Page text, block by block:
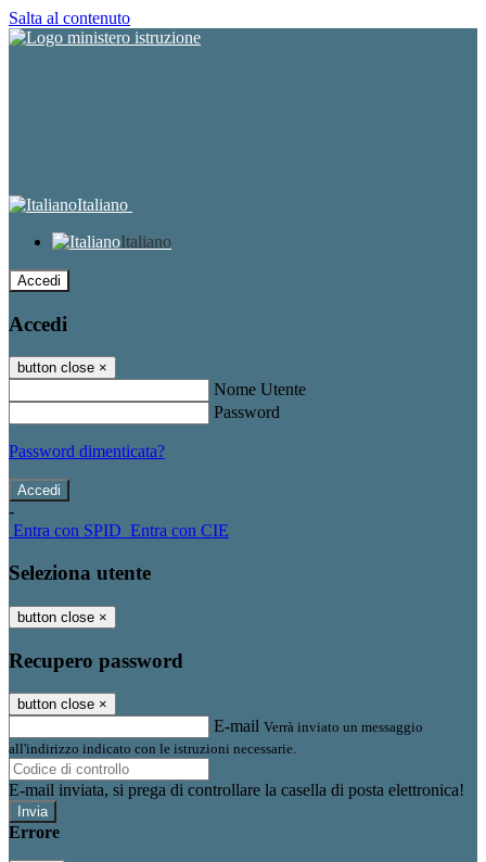
Salta al contenuto
Italiano
Italiano
Accedi
Accedi
button close ×
Nome Utente
Password
Password dimenticata?
-
Entra con SPID Entra con CIE
Seleziona utente
button close ×
Recupero password
button close ×
E-mail Verrà inviato un messaggio
all'indirizzo indicato con le istruzioni necessarie.
E-mail inviata, si prega di controllare la casella di posta elettronica!
Errore